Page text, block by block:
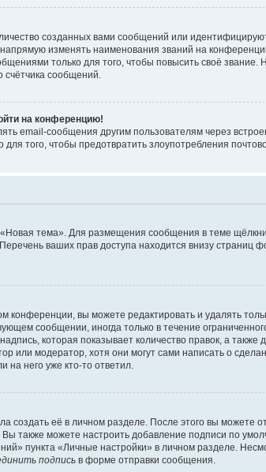
созданных вами сообщений или
изменять наименования званий на
только для того, чтобы повысить своё
сообщений.
на конференцию!
email-сообщения другим пользователям через
того, чтобы предотвратить злоупотребления
тема». Для размещения сообщения в теме
ваших прав доступа находится внизу
конференции, вы можете редактировать и удалять
сообщении, иногда только в течение
которая показывает количество правок, а также
или модератор, хотя они могут сами написать о
на него уже кто-то ответил.
создать её в личном разделе. После этого вы можете
также можете настроить добавление подписи по
пункта «Личные настройки» в личном разделе.
подпись в форме отправки сообщения.